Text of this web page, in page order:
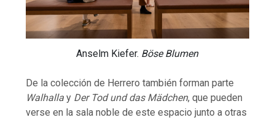
Anselm Kiefer. Böse Blumen
De la colección de Herrero también forman parte
Walhalla y Der Tod und das Mädchen, que pueden
verse en la sala noble de este espacio junto a otras